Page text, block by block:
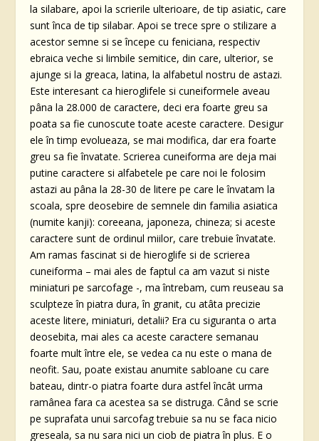
la silabare, apoi la scrierile ulterioare, de tip asiatic, care
sunt înca de tip silabar. Apoi se trece spre o stilizare a
acestor semne si se începe cu feniciana, respectiv
ebraica veche si limbile semitice, din care, ulterior, se
ajunge si la greaca, latina, la alfabetul nostru de astazi.
Este interesant ca hieroglifele si cuneiformele aveau
pâna la 28.000 de caractere, deci era foarte greu sa
poata sa fie cunoscute toate aceste caractere. Desigur
ele în timp evolueaza, se mai modifica, dar era foarte
greu sa fie învatate. Scrierea cuneiforma are deja mai
putine caractere si alfabetele pe care noi le folosim
astazi au pâna la 28-30 de litere pe care le învatam la
scoala, spre deosebire de semnele din familia asiatica
(numite kanji): coreeana, japoneza, chineza; si aceste
caractere sunt de ordinul miilor, care trebuie învatate.
Am ramas fascinat si de hieroglife si de scrierea
cuneiforma – mai ales de faptul ca am vazut si niste
miniaturi pe sarcofage -, ma întrebam, cum reuseau sa
sculpteze în piatra dura, în granit, cu atâta precizie
aceste litere, miniaturi, detalii? Era cu siguranta o arta
deosebita, mai ales ca aceste caractere semanau
foarte mult între ele, se vedea ca nu este o mana de
neofit. Sau, poate existau anumite sabloane cu care
bateau, dintr-o piatra foarte dura astfel încât urma
ramânea fara ca acestea sa se distruga. Când se scrie
pe suprafata unui sarcofag trebuie sa nu se faca nicio
greseala, sa nu sara nici un ciob de piatra în plus. E o